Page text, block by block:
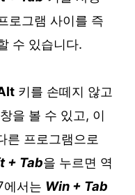
로그램 사이를 즉
수 있습니다.
키를 손떼지 않고
을 볼 수 있고, 이
른 프로그램으로
+ Tab을 누르면 역
에서는 Win + Tab